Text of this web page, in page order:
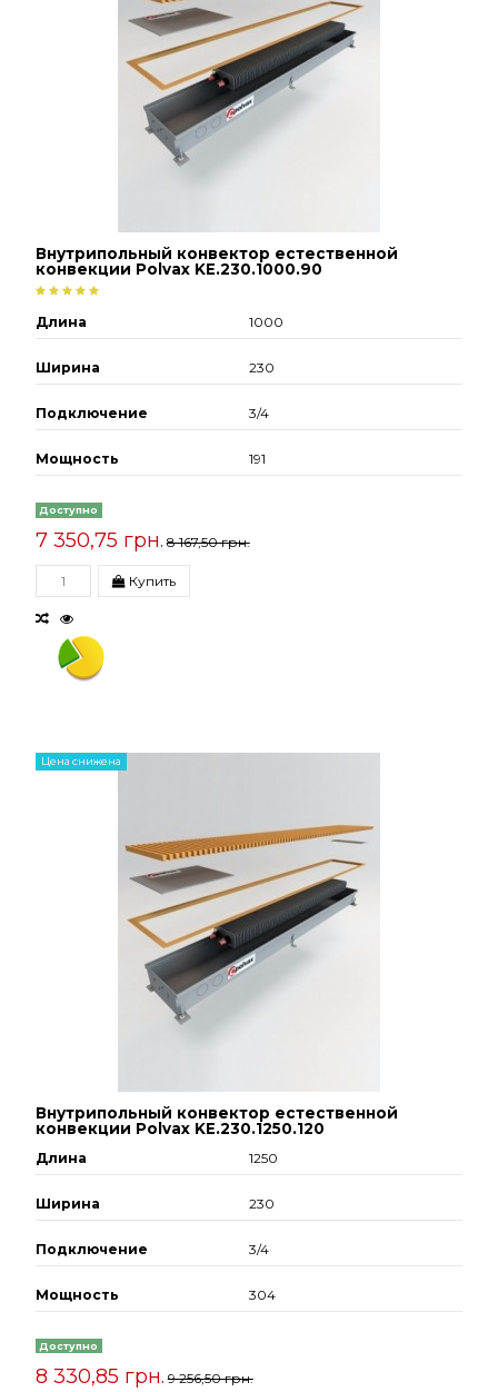
Внутрипольный конвектор естественной
конвекции Polvax KE.230.1000.90
Длина 1000
Ширина 230
Подключение 3/4
Мощность 191
Доступно
7 350,75 грн. 8 167,50 грн.
Купить
Цена снижена
Внутрипольный конвектор естественной
конвекции Polvax KE.230.1250.120
Длина 1250
Ширина 230
Подключение 3/4
Мощность 304
Доступно
8 330,85 грн. 9 256,50 грн.